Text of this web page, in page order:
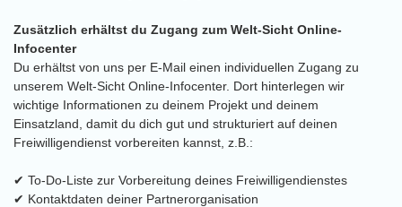
Zusätzlich erhältst du Zugang zum Welt-Sicht Online-
Infocenter
Du erhältst von uns per E-Mail einen individuellen Zugang zu
unserem Welt-Sicht Online-Infocenter. Dort hinterlegen wir
wichtige Informationen zu deinem Projekt und deinem
Einsatzland, damit du dich gut und strukturiert auf deinen
Freiwilligendienst vorbereiten kannst, z.B.:
✔ To-Do-Liste zur Vorbereitung deines Freiwilligendienstes
✔ Kontaktdaten deiner Partnerorganisation